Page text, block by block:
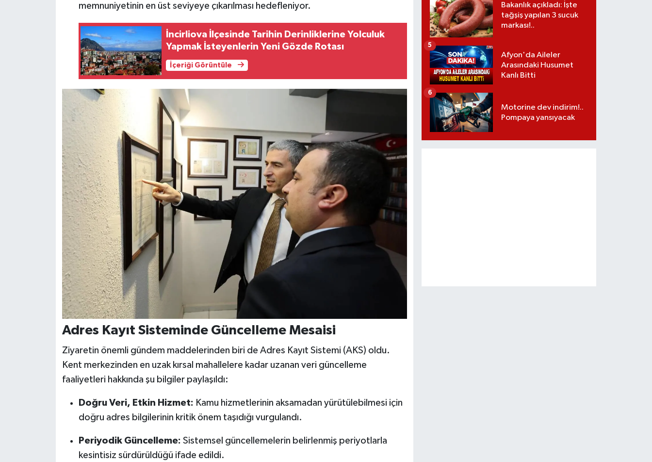
memnuniyetinin en üst seviyeye çıkarılması hedefleniyor.
İncirliova İlçesinde Tarihin Derinliklerine Yolculuk
Yapmak İsteyenlerin Yeni Gözde Rotası
İçeriği Görüntüle
Adres Kayıt Sisteminde Güncelleme Mesaisi
Ziyaretin önemli gündem maddelerinden biri de Adres Kayıt Sistemi (AKS) oldu.
Kent merkezinden en uzak kırsal mahallelere kadar uzanan veri güncelleme
faaliyetleri hakkında şu bilgiler paylaşıldı:
Doğru Veri, Etkin Hizmet: Kamu hizmetlerinin aksamadan yürütülebilmesi için
doğru adres bilgilerinin kritik önem taşıdığı vurgulandı.
Periyodik Güncelleme: Sistemsel güncellemelerin belirlenmiş periyotlarla
kesintisiz sürdürüldüğü ifade edildi.
Bakanlık açıkladı: İşte
tağşiş yapılan 3 sucuk
markası!..
Afyon'da Aileler
Arasındaki Husumet
Kanlı Bitti
5
Motorine dev indirim!..
Pompaya yansıyacak
6